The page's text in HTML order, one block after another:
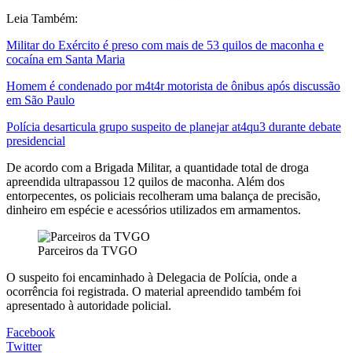
Leia Também:
Militar do Exército é preso com mais de 53 quilos de maconha e
cocaína em Santa Maria
Homem é condenado por m4t4r motorista de ônibus após discussão
em São Paulo
Polícia desarticula grupo suspeito de planejar at4qu3 durante debate
presidencial
De acordo com a Brigada Militar, a quantidade total de droga
apreendida ultrapassou 12 quilos de maconha. Além dos
entorpecentes, os policiais recolheram uma balança de precisão,
dinheiro em espécie e acessórios utilizados em armamentos.
Parceiros da TVGO
O suspeito foi encaminhado à Delegacia de Polícia, onde a
ocorrência foi registrada. O material apreendido também foi
apresentado à autoridade policial.
Facebook
Twitter